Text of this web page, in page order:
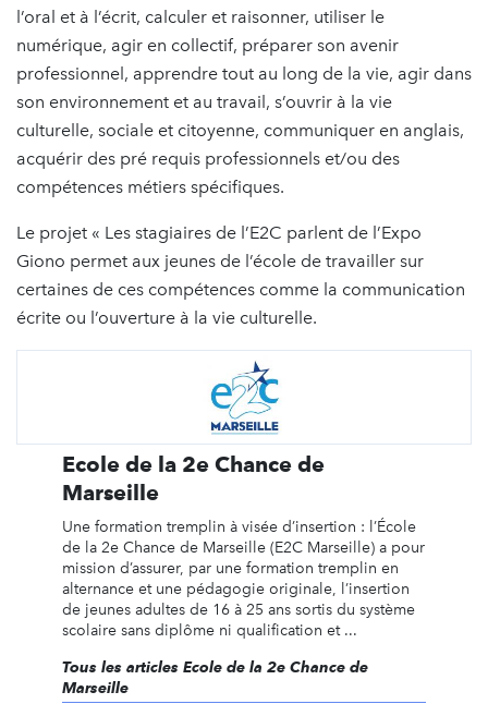
l’oral et à l’écrit, calculer et raisonner, utiliser le
numérique, agir en collectif, préparer son avenir
professionnel, apprendre tout au long de la vie, agir dans
son environnement et au travail, s’ouvrir à la vie
culturelle, sociale et citoyenne, communiquer en anglais,
acquérir des pré requis professionnels et/ou des
compétences métiers spécifiques.
Le projet « Les stagiaires de l’E2C parlent de l’Expo
Giono permet aux jeunes de l’école de travailler sur
certaines de ces compétences comme la communication
écrite ou l’ouverture à la vie culturelle.
Ecole de la 2e Chance de
Marseille
Une formation tremplin à visée d’insertion : l’École
de la 2e Chance de Marseille (E2C Marseille) a pour
mission d’assurer, par une formation tremplin en
alternance et une pédagogie originale, l’insertion
de jeunes adultes de 16 à 25 ans sortis du système
scolaire sans diplôme ni qualification et ...
Tous les articles Ecole de la 2e Chance de
Marseille